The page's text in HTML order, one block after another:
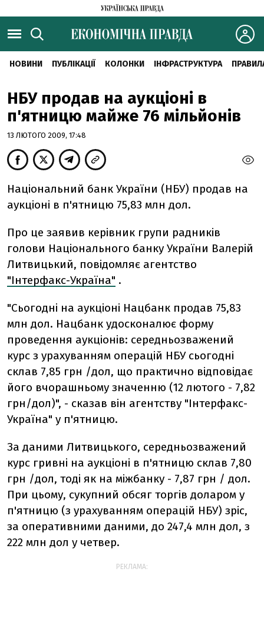
НОВИНИ ПУБЛІКАЦІЇ КОЛОНКИ ІНФРАСТРУКТУРА
НБУ продав на аукціоні в
п'ятницю майже 76 мільйонів
13 ЛЮТОГО 2009, 17:48
Національний банк України (НБУ) продав на
аукціоні в п'ятницю 75,83 млн дол.
Про це заявив керівник групи радників
голови Національного банку України Валерій
Литвицький, повідомляє агентство
"Інтерфакс-Україна" .
"Сьогодні на аукціоні Нацбанк продав 75,83
млн дол. Нацбанк удосконалює форму
проведення аукціонів: середньозважений
курс з урахуванням операцій НБУ сьогодні
склав 7,85 грн /дол, що практично відповідає
його вчорашньому значенню (12 лютого - 7,82
грн/дол)", - сказав він агентству "Інтерфакс-
Україна" у п'ятницю.
За даними Литвицького, середньозважений
курс гривні на аукціоні в п'ятницю склав 7,80
грн /дол, тоді як на міжбанку - 7,87 грн / дол.
При цьому, сукупний обсяг торгів доларом у
п'ятницю (з урахуванням операцій НБУ) зріс,
за оперативними даними, до 247,4 млн дол, з
222 млн дол у четвер.
РЕКЛАМА: